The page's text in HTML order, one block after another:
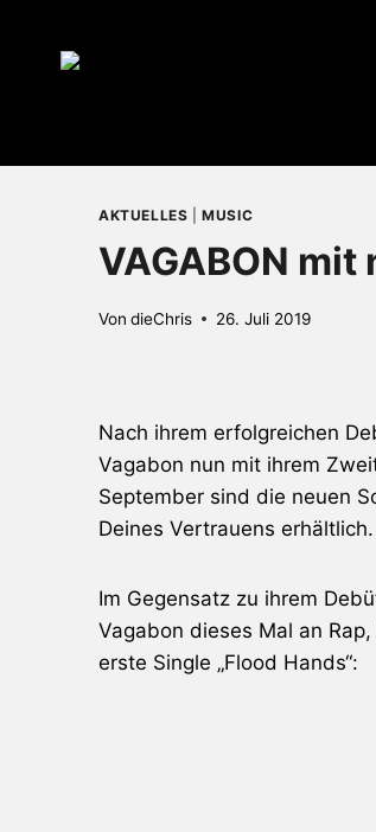
AKTUELLES |MUSIC
VAGABON
Von dieChris 26. Juli 2019
Nach ihrem erfolgreichen
Vagabon nun mit ihrem
September sind die neuen
Deines Vertrauens erhältlich.
Im Gegensatz zu ihrem
Vagabon dieses Mal an
erste Single „Flood Hands“: